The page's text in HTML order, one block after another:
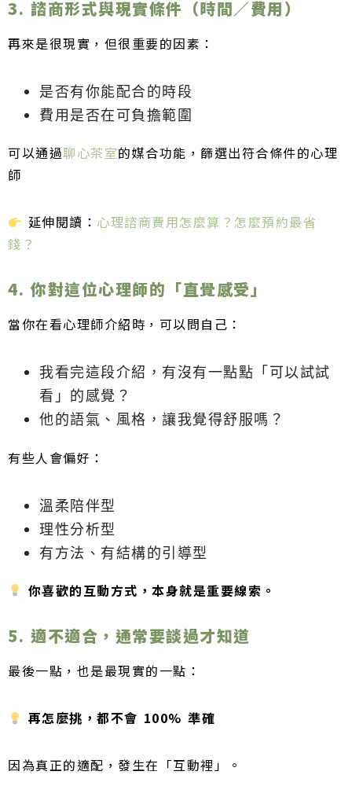
3. 諮商形式與現實條件（時間／費用）
再來是很現實，但很重要的因素：
是否有你能配合的時段
費用是否在可負擔範圍
可以通過聊心茶室的媒合功能，篩選出符合條件的心理
師
延伸閱讀： 心理諮商費用怎麼算？怎麼預約最省
錢？
4. 你對這位心理師的「直覺感受」
當你在看心理師介紹時，可以問自己：
我看完這段介紹，有沒有一點點「可以試試
看」的感覺？
他的語氣、風格，讓我覺得舒服嗎？
有些人會偏好：
溫柔陪伴型
理性分析型
有方法、有結構的引導型
你喜歡的互動方式，本身就是重要線索。
5. 適不適合，通常要談過才知道
最後一點，也是最現實的一點：
再怎麼挑，都不會 100% 準確
因為真正的適配，發生在「互動裡」。